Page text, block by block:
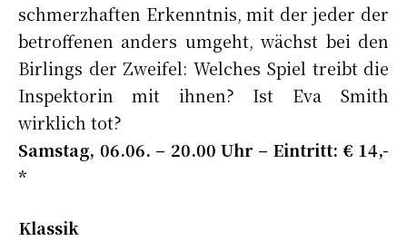
schmerzhaften Erkenntnis, mit der jeder der
betroffenen anders umgeht, wächst bei den
Birlings der Zweifel: Welches Spiel treibt die
Inspektorin mit ihnen? Ist Eva Smith
wirklich tot?
Samstag, 06.06. – 20.00 Uhr – Eintritt: € 14,-
*
Klassik